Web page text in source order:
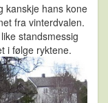
kanskje hans kone
fra vinterdvalen.
standsmessig
i følge ryktene.